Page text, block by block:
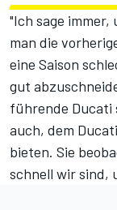
"Ich sage immer,
man die
eine Saison
gut
führende Ducati
auch, dem
bieten. Sie
schnell wir sind,